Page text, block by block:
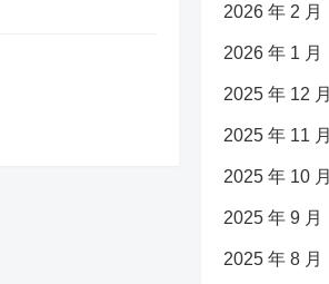
2026 年 2 月
2026 年 1 月
2025 年 12 月
2025 年 11 月
2025 年 10 月
2025 年 9 月
2025 年 8 月